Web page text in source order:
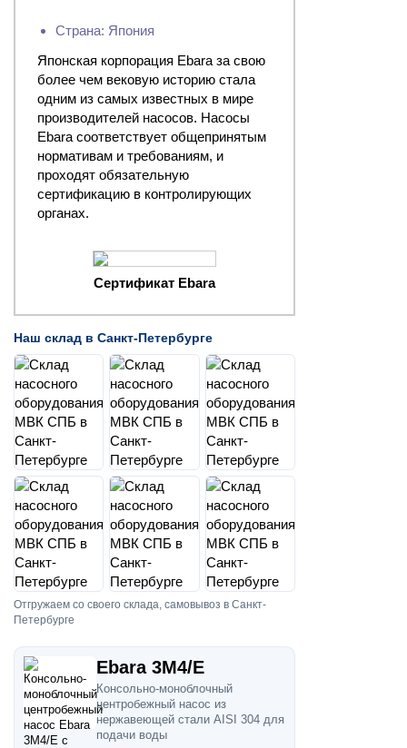
Страна: Япония
Японская корпорация Ebara за свою
более чем вековую историю стала
одним из самых известных в мире
производителей насосов. Насосы
Ebara соответствует общепринятым
нормативам и требованиям, и
проходят обязательную
сертификацию в контролирующих
органах.
Сертификат Ebara
Наш склад в Санкт-Петербурге
Отгружаем со своего склада, самовывоз в Санкт-
Петербурге
Ebara 3M4/E
Консольно-моноблочный
центробежный насос из
нержавеющей стали AISI 304 для
подачи воды